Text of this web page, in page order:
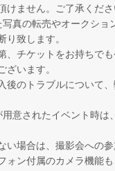
けません。ご了承くださ
真の転売やオークショ
り致します。
、チケットをお持ちで
ざいます。
後のトラブルについて
意されたイベント時は
い場合は、撮影会への参
ォン付属のカメラ機能